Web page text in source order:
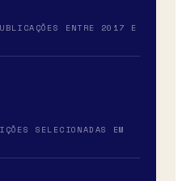
ENTRE 2017 E
SELECIONADAS EM